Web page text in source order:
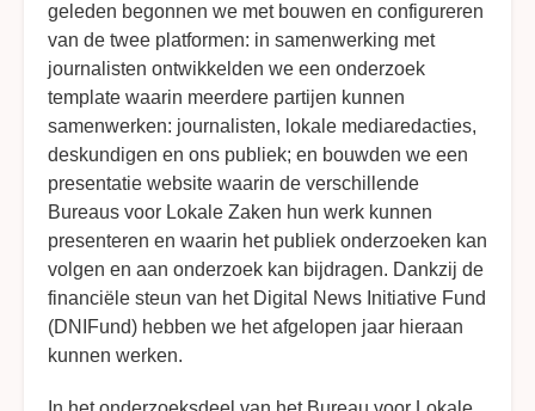
geleden begonnen we met bouwen en configureren
van de twee platformen: in samenwerking met
journalisten ontwikkelden we een onderzoek
template waarin meerdere partijen kunnen
samenwerken: journalisten, lokale mediaredacties,
deskundigen en ons publiek; en bouwden we een
presentatie website waarin de verschillende
Bureaus voor Lokale Zaken hun werk kunnen
presenteren en waarin het publiek onderzoeken kan
volgen en aan onderzoek kan bijdragen. Dankzij de
financiële steun van het Digital News Initiative Fund
(DNIFund) hebben we het afgelopen jaar hieraan
kunnen werken.